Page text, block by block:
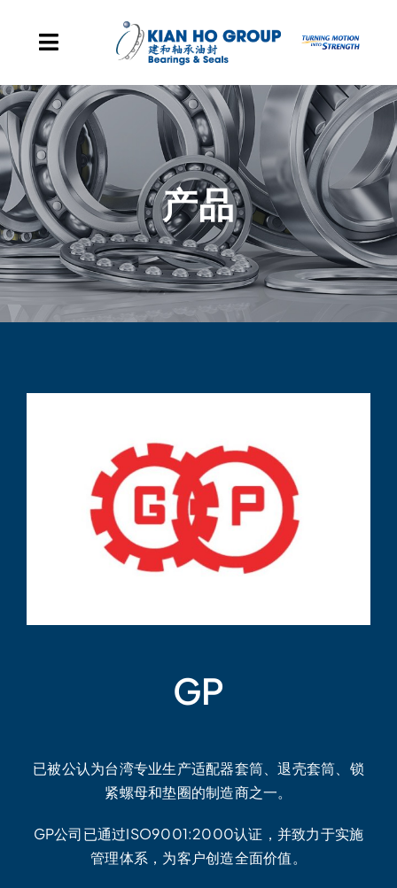
Toggle Navigation
主页
集团据点
产品
企业发展里程碑
产品
GP
已被公认为台湾专业生产适配器套筒、退壳套筒、锁
紧螺母和垫圈的制造商之一。
GP公司已通过ISO9001:2000认证，并致力于实施
管理体系，为客户创造全面价值。